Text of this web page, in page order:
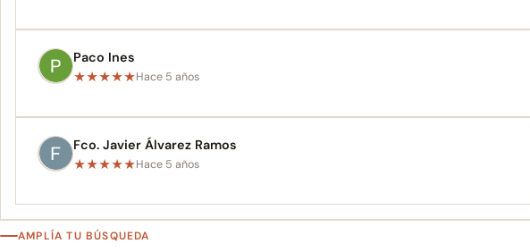
Paco Ines
★★★★★Hace 5 años
Fco. Javier Álvarez Ramos
★★★★★Hace 5 años
AMPLÍA TU BÚSQUEDA